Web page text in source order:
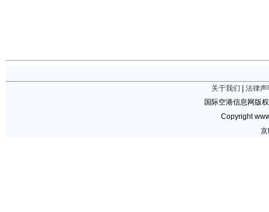
关于我们
法律声
国际空港信息网版
Copyright